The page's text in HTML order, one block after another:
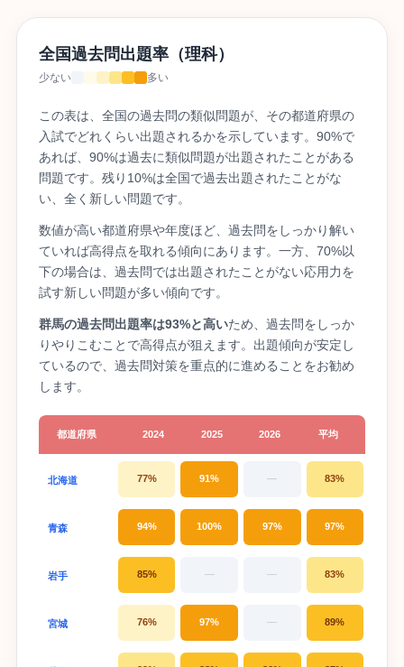
全国過去問出題率（理科）
少ない 多い
この表は、全国の過去問の類似問題が、その都道府県の
入試でどれくらい出題されるかを示しています。90%で
あれば、90%は過去に類似問題が出題されたことがある
問題です。残り10%は全国で過去出題されたことがな
い、全く新しい問題です。
数値が高い都道府県や年度ほど、過去問をしっかり解い
ていれば高得点を取れる傾向にあります。一方、70%以
下の場合は、過去問では出題されたことがない応用力を
試す新しい問題が多い傾向です。
群馬の過去問出題率は93%と高いため、過去問をしっか
りやりこむことで高得点が狙えます。出題傾向が安定し
ているので、過去問対策を重点的に進めることをお勧め
します。
都道府県 2024 2025 2026 平均
北海道 77% 91% — 83%
青森 94% 100% 97% 97%
岩手 85% — — 83%
宮城 76% 97% — 89%